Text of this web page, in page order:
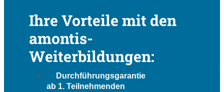
Ihre Vorteile mit den
amontis-
Weiterbildungen:
Durchführungsgarantie
ab 1. Teilnehmenden